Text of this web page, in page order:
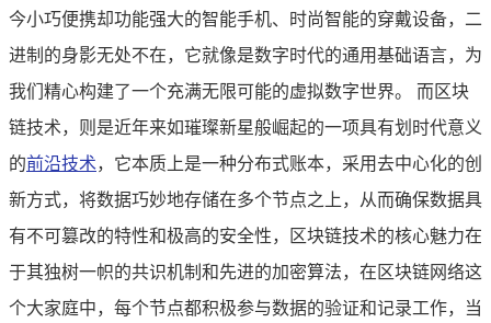
今小巧便携却功能强大的智能手机、时尚智能的穿戴设备，二
进制的身影无处不在，它就像是数字时代的通用基础语言，为
我们精心构建了一个充满无限可能的虚拟数字世界。 而区块
链技术，则是近年来如璀璨新星般崛起的一项具有划时代意义
的前沿技术，它本质上是一种分布式账本，采用去中心化的创
新方式，将数据巧妙地存储在多个节点之上，从而确保数据具
有不可篡改的特性和极高的安全性，区块链技术的核心魅力在
于其独树一帜的共识机制和先进的加密算法，在区块链网络这
个大家庭中，每个节点都积极参与数据的验证和记录工作，当